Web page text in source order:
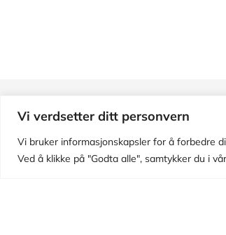
Vi verdsetter ditt personvern
Vi bruker informasjonskapsler for å forbedre
Ved å klikke på "Godta alle", samtykker du i